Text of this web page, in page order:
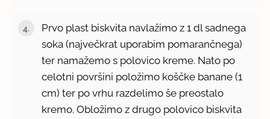
Prvo plast biskvita navlažimo z 1 dl sadnega
soka (največkrat uporabim pomarančnega)
ter namažemo s polovico kreme. Nato po
celotni površini položimo koščke banane (1
cm) ter po vrhu razdelimo še preostalo
kremo. Obložimo z drugo polovico biskvita